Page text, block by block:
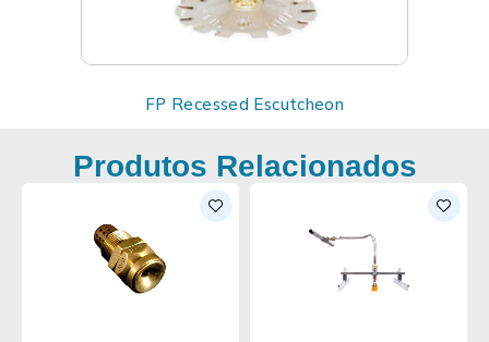
FP Recessed Escutcheon
Produtos Relacionados